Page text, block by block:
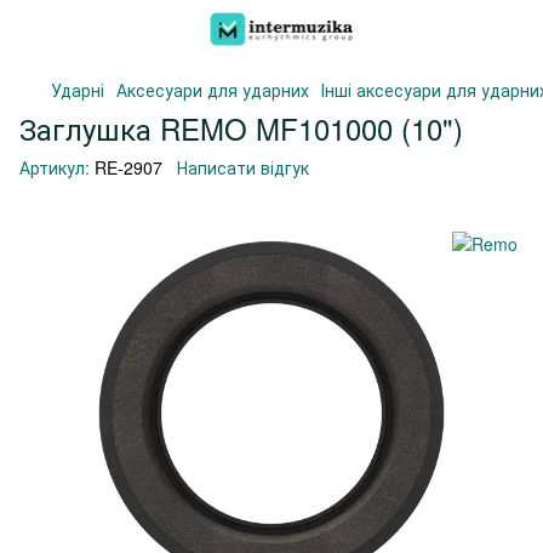
Ударні Аксесуари для ударних Інші аксесуари для
Заглушка REMO MF101000 (10")
Артикул: RE-2907 Написати відгук